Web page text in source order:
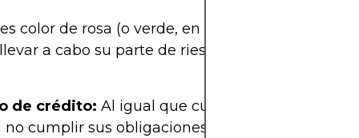
color de rosa (o verde, en este caso). Los
a cabo su parte de riesgos. Algunas
de crédito: Al igual que cualquier otro bono, el
cumplir sus obligaciones.